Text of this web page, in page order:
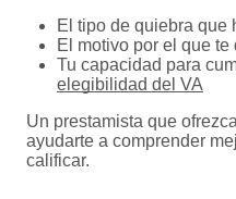
El tipo de quiebra que
El motivo por el que
Tu capacidad para
elegibilidad del VA
Un prestamista que
ayudarte a comprender
calificar.